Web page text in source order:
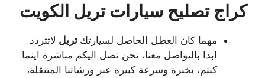
كراج تصليح سيارات تريل الكويت
مهما كان العطل الحاصل لسيارتك تريل لاتتردد
ابدا بالتواصل معنا، نحن نصل اليكم مباشرة اينما
كنتم، بخبرة وسرعة كبيرة عبر ورشاتنا المتنقلة،